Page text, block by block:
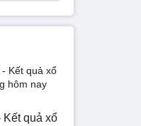
Kết quả xổ